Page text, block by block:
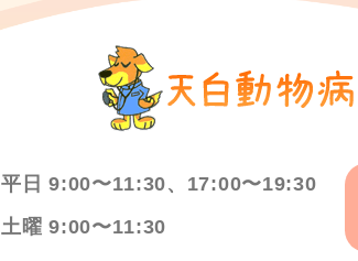
平日 9:00〜11:30、17:00〜19:30
土曜 9:00〜11:30